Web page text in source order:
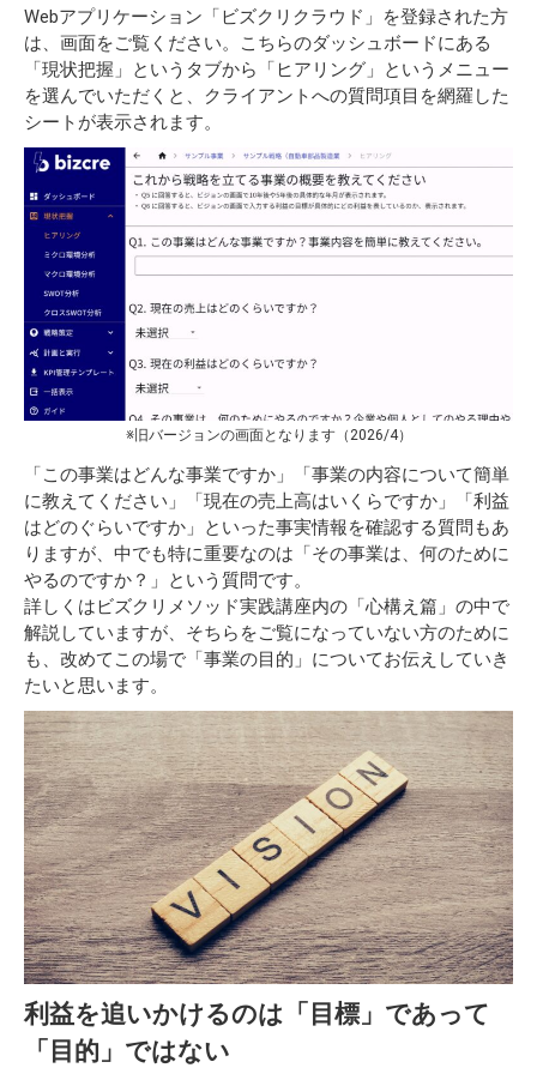
Webアプリケーション「ビズクリクラウド」を登録された方
は、画面をご覧ください。こちらのダッシュボードにある
「現状把握」というタブから「ヒアリング」というメニュー
を選んでいただくと、クライアントへの質問項目を網羅した
シートが表示されます。
※旧バージョンの画面となります（2026/4）
「この事業はどんな事業ですか」「事業の内容について簡単
に教えてください」「現在の売上高はいくらですか」「利益
はどのぐらいですか」といった事実情報を確認する質問もあ
りますが、中でも特に重要なのは「その事業は、何のために
やるのですか？」という質問です。
詳しくはビズクリメソッド実践講座内の「心構え篇」の中で
解説していますが、そちらをご覧になっていない方のために
も、改めてこの場で「事業の目的」についてお伝えしていき
たいと思います。
利益を追いかけるのは「目標」であって
「目的」ではない